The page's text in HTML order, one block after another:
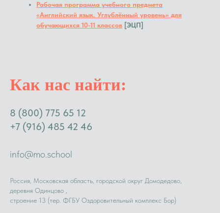
Рабочая программа учебного предмета
«Английский язык. Углублённый уровень» для
обучающихся 10-11 классов [ЭЦП]
Как нас найти:
8 (800) 775 65 12
+7 (916) 485 42 46
info@mo.school
Россия, Московская область, городской округ Домодедово,
деревня Одинцово ,
строение 13 (тер. ФГБУ Оздоровительный комплекс Бор)